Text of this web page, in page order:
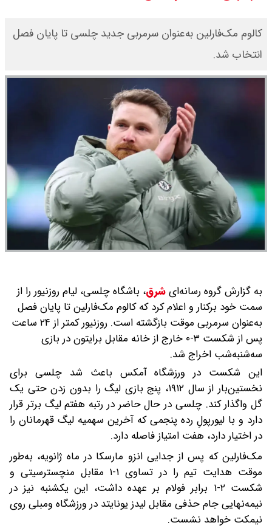
دهد؟
بنزین برای دولت چقدر تمام می شود؟
درصد افزایش می دهند
کالوم مک‌فارلین به‌عنوان سرمربی جدید چلسی تا پایان فصل
انتخاب شد.
به گزارش گروه رسانه‌ایشرق، باشگاه چلسی، لیام روزنیور را از
سمت خود برکنار و اعلام کرد که کالوم مک‌فارلین تا پایان فصل
به‌عنوان سرمربی موقت بازگشته است. روزنیور کمتر از ۲۴ ساعت
پس از شکست ۳-۰ خارج از خانه مقابل برایتون در بازی
سه‌شنبه‌شب اخراج شد.
این شکست در ورزشگاه آمکس باعث شد چلسی برای
نخستین‌بار از سال ۱۹۱۲، پنج بازی لیگ را بدون زدن حتی یک
گل واگذار کند. چلسی در حال حاضر در رتبه هفتم لیگ برتر قرار
دارد و با لیورپولِ رده پنجمی که آخرین سهمیه لیگ قهرمانان را
در اختیار دارد، هفت امتیاز فاصله دارد.
مک‌فارلین که پس از جدایی انزو مارسکا در ماه ژانویه، به‌طور
موقت هدایت تیم را در تساوی ۱-۱ مقابل منچسترسیتی و
شکست ۲-۱ برابر فولام بر عهده داشت، این یکشنبه نیز در
نیمه‌نهایی جام حذفی مقابل لیدز یونایتد در ورزشگاه ومبلی روی
نیمکت خواهد نشست.